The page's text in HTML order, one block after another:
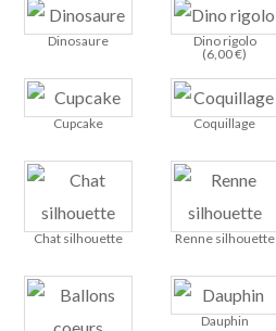
Dinosaure
Dino rigolo
(6,00€)
Cupcake Coquillage
Chat silhouette Renne silhouette
Dauphin